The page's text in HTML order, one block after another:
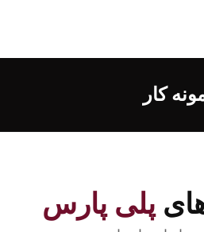
کار
پلی پارس